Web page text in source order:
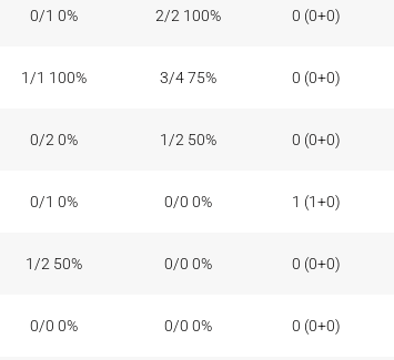
0/1 0% 2/2 100% 0 (0+0)
1/1 100% 3/4 75% 0 (0+0)
0/2 0% 1/2 50% 0 (0+0)
0/1 0% 0/0 0% 1 (1+0)
1/2 50% 0/0 0% 0 (0+0)
0/0 0% 0/0 0% 0 (0+0)